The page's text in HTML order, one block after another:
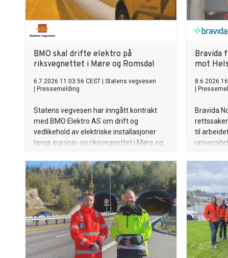
BMO skal drifte elektro på
riksvegnettet i Møre og Romsdal
6.7.2026 11:03:56 CEST
Statens vegvesen
Pressemelding
Statens vegvesen har inngått kontrakt
med BMO Elektro AS om drift og
vedlikehold av elektriske installasjoner
langs europa- og riksvegnettet i Møre og
Bravida
mot
8.6.2026
Bravida
til